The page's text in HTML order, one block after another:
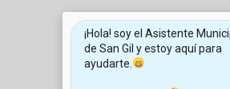
¡Hola! soy el Asistente
de San Gil y estoy aquí para
ayudarte.